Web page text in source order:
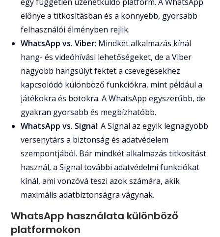
előnye a titkosításban és a könnyebb, gyorsabb
felhasználói élményben rejlik.
WhatsApp vs. Viber: Mindkét alkalmazás kínál
hang- és videóhívási lehetőségeket, de a Viber
nagyobb hangsúlyt fektet a csevegésekhez
kapcsolódó különböző funkciókra, mint például a
játékokra és botokra. A WhatsApp egyszerűbb, de
gyakran gyorsabb és megbízhatóbb.
WhatsApp vs. Signal: A Signal az egyik legnagyobb
versenytárs a biztonság és adatvédelem
szempontjából. Bár mindkét alkalmazás titkosítást
használ, a Signal további adatvédelmi funkciókat
kínál, ami vonzóvá teszi azok számára, akik
maximális adatbiztonságra vágynak.
WhatsApp használata különböző
platformokon